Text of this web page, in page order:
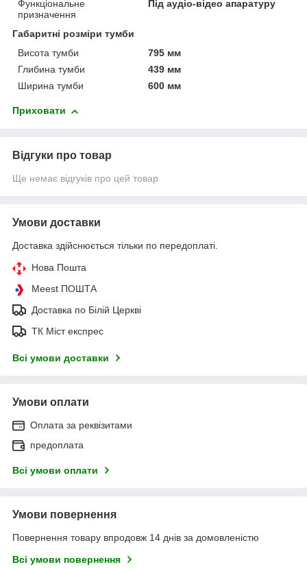
Функціональне
призначення
Під аудіо-відео апаратуру
Габаритні розміри тумби
Висота тумби
795 мм
Глибина тумби
439 мм
Ширина тумби
600 мм
Приховати
Відгуки про товар
Ще немає відгуків про цей товар
Умови доставки
Доставка здійснюється тільки по передоплаті.
Нова Пошта
Meest ПОШТА
Доставка по Білій Церкві
ТК Міст експрес
Всі умови доставки
Умови оплати
Оплата за реквізитами
предоплата
Всі умови оплати
Умови повернення
Повернення товару впродовж 14 днів за домовленістю
Всі умови повернення